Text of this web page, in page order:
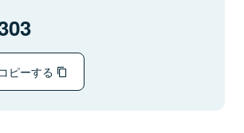
ピーする